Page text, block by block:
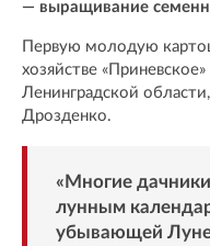
— выращивание
Первую молодую
хозяйстве
Ленинградской
Дрозденко.
«Многие
лунным
убывающей Луне